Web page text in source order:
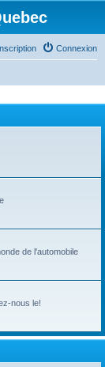
Connexion
de l'automobile
nous le!